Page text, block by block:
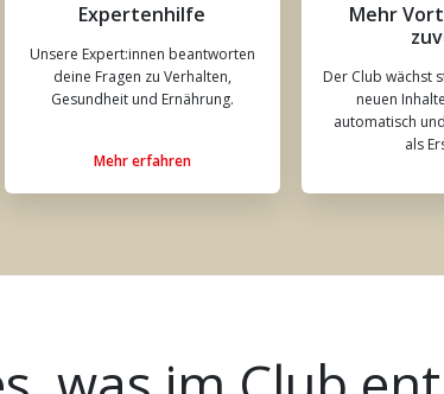
Expertenhilfe
Unsere Expert:innen beantworten
deine Fragen zu Verhalten,
Gesundheit und Ernährung.
Mehr erfahren
Mehr
Der Club wächst
neuen
automatisch
als